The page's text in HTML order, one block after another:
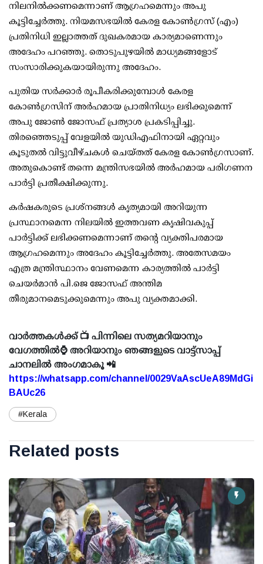
നിലനില്‍ക്കണമെന്നാണ് ആഗ്രഹമെന്നും അപു
കൂട്ടിച്ചേര്‍ത്തു. നിയമസഭയില്‍ കേരള കോണ്‍ഗ്രസ് (എം)
പ്രതിനിധി ഇല്ലാത്തത് ദുഖകരമായ കാര്യമാണെന്നും
അദേഹം പറഞ്ഞു. തൊടുപുഴയില്‍ മാധ്യമങ്ങളോട്
സംസാരിക്കുകയായിരുന്നു അദേഹം.
പുതിയ സര്‍ക്കാര്‍ രൂപീകരിക്കുമ്പോള്‍ കേരള
കോണ്‍ഗ്രസിന് അര്‍ഹമായ പ്രാതിനിധ്യം ലഭിക്കുമെന്ന്
അപു ജോണ്‍ ജോസഫ് പ്രത്യാശ പ്രകടിപ്പിച്ചു.
തിരഞ്ഞെടുപ്പ് വേളയില്‍ യുഡിഎഫിനായി ഏറ്റവും
കൂടുതല്‍ വിട്ടുവീഴ്ചകള്‍ ചെയ്തത് കേരള കോണ്‍ഗ്രസാണ്.
അതുകൊണ്ട് തന്നെ മന്ത്രിസഭയില്‍ അര്‍ഹമായ പരിഗണന
പാര്‍ട്ടി പ്രതീക്ഷിക്കുന്നു.
കര്‍ഷകരുടെ പ്രശ്‌നങ്ങള്‍ കൃത്യമായി അറിയുന്ന
പ്രസ്ഥാനമെന്ന നിലയില്‍ ഇത്തവണ കൃഷിവകുപ്പ്
പാര്‍ട്ടിക്ക് ലഭിക്കണമെന്നാണ് തന്റെ വ്യക്തിപരമായ
ആഗ്രഹമെന്നും അദേഹം കൂട്ടിച്ചേര്‍ത്തു. അതേസമയം
എത്ര മന്ത്രിസ്ഥാനം വേണമെന്ന കാര്യത്തില്‍ പാര്‍ട്ടി
ചെയര്‍മാന്‍ പി.ജെ ജോസഫ് അന്തിമ
തീരുമാനമെടുക്കുമെന്നും അപു വ്യക്തമാക്കി.
വാർത്തകൾക്ക് 📺 പിന്നിലെ സത്യമറിയാനും
വേഗത്തിൽ⌚ അറിയാനും ഞങ്ങളുടെ വാട്ട്സാപ്പ്
ചാനലിൽ അംഗമാകൂ 📲
https://whatsapp.com/channel/0029VaAscUeA89MdGi
BAUc26
#Kerala
Related posts